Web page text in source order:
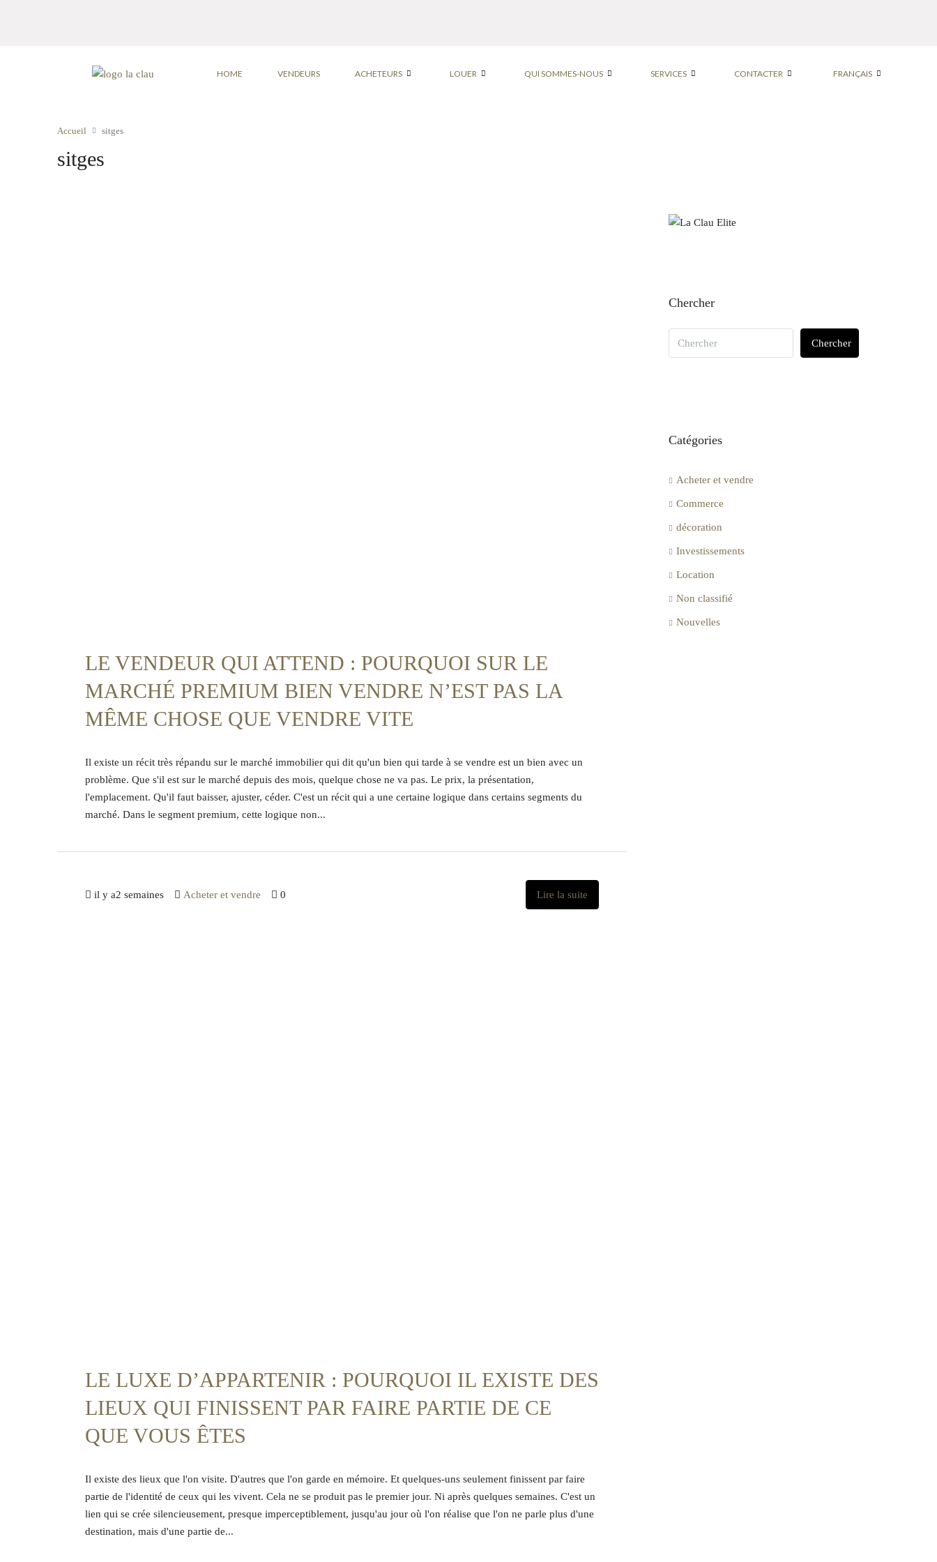
HOME VENDEURS ACHETEURS LOUER QUI SOMMES-NOUS SERVICES CONTACTER FRANÇAIS
Accueil sitges
sitges
LE VENDEUR QUI ATTEND : POURQUOI SUR LE
MARCHÉ PREMIUM BIEN VENDRE N’EST PAS LA
MÊME CHOSE QUE VENDRE VITE
Il existe un récit très répandu sur le marché immobilier qui dit qu'un bien qui tarde à se vendre est un bien avec un
problème. Que s'il est sur le marché depuis des mois, quelque chose ne va pas. Le prix, la présentation,
l'emplacement. Qu'il faut baisser, ajuster, céder. C'est un récit qui a une certaine logique dans certains segments du
marché. Dans le segment premium, cette logique non...
il y a2 semaines Acheter et vendre 0 Lire la suite
LE LUXE D’APPARTENIR : POURQUOI IL EXISTE DES
LIEUX QUI FINISSENT PAR FAIRE PARTIE DE CE
QUE VOUS ÊTES
Il existe des lieux que l'on visite. D'autres que l'on garde en mémoire. Et quelques-uns seulement finissent par faire
partie de l'identité de ceux qui les vivent. Cela ne se produit pas le premier jour. Ni après quelques semaines. C'est un
lien qui se crée silencieusement, presque imperceptiblement, jusqu'au jour où l'on réalise que l'on ne parle plus d'une
destination, mais d'une partie de...
Chercher
Chercher
Catégories
Acheter et vendre
Commerce
décoration
Investissements
Location
Non classifié
Nouvelles